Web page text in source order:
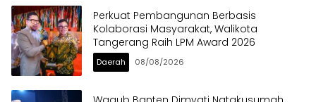
Perkuat Pembangunan Berbasis
Kolaborasi Masyarakat, Walikota
Tangerang Raih LPM Award 2026
Daerah 08/08/2026